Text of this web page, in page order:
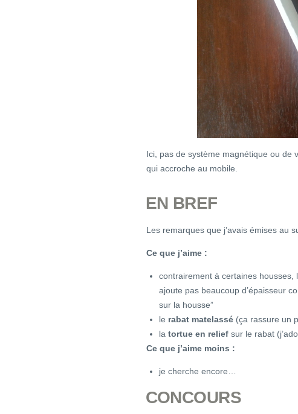
Ici, pas de système magnétique ou de
qui accroche au mobile.
EN BREF
Les remarques que j’avais émises au
Ce que j’aime :
contrairement à certaines housses,
ajoute pas beaucoup d’épaisseur
sur la housse”
le rabat matelassé (ça rassure un
la tortue en relief sur le rabat
Ce que j’aime moins :
je cherche encore…
CONCOURS